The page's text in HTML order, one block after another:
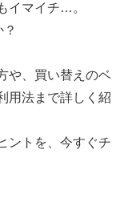
イマイチ…。
や、買い替えのベ
用法まで詳しく紹
ントを、今すぐチ